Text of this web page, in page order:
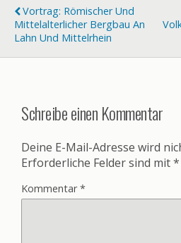
Vortrag: Römischer Und
Mittelalterlicher Bergbau An
Lahn Und Mittelrhein
Schreibe einen Kommentar
Deine E-Mail-Adresse wird
Erforderliche Felder sind mit*
Kommentar*